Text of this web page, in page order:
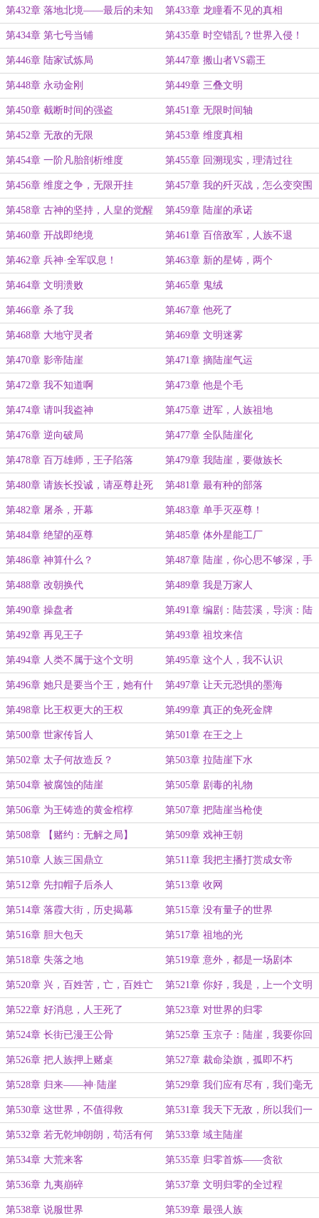
第432章 落地北境——最后的未知
之地
第433章 龙瞳看不见的真相
第434章 第七号当铺 第435章 时空错乱？世界入侵！
第446章 陆家试炼局 第447章 搬山者VS霸王
第448章 永动金刚 第449章 三叠文明
第450章 截断时间的强盗 第451章 无限时间轴
第452章 无敌的无限 第453章 维度真相
第454章 一阶凡胎剖析维度 第455章 回溯现实，理清过往
第456章 维度之争，无限开挂 第457章 我的歼灭战，怎么变突围
战了？
第458章 古神的坚持，人皇的觉醒 第459章 陆崖的承诺
第460章 开战即绝境 第461章 百倍敌军，人族不退
第462章 兵神·全军叹息！ 第463章 新的星铸，两个
第464章 文明溃败 第465章 鬼绒
第466章 杀了我 第467章 他死了
第468章 大地守灵者 第469章 文明迷雾
第470章 影帝陆崖 第471章 摘陆崖气运
第472章 我不知道啊 第473章 他是个毛
第474章 请叫我盗神 第475章 进军，人族祖地
第476章 逆向破局 第477章 全队陆崖化
第478章 百万雄师，王子陷落 第479章 我陆崖，要做族长
第480章 请族长投诚，请巫尊赴死 第481章 最有种的部落
第482章 屠杀，开幕 第483章 单手灭巫尊！
第484章 绝望的巫尊 第485章 体外星能工厂
第486章 神算什么？ 第487章 陆崖，你心思不够深，手
段不够狠
第488章 改朝换代 第489章 我是万家人
第490章 操盘者 第491章 编剧：陆芸溪，导演：陆
崖
第492章 再见王子 第493章 祖坟来信
第494章 人类不属于这个文明 第495章 这个人，我不认识
第496章 她只是要当个王，她有什
么错？
第497章 让天元恐惧的墨海
第498章 比王权更大的王权 第499章 真正的免死金牌
第500章 世家传旨人 第501章 在王之上
第502章 太子何故造反？ 第503章 拉陆崖下水
第504章 被腐蚀的陆崖 第505章 剧毒的礼物
第506章 为王铸造的黄金棺椁 第507章 把陆崖当枪使
第508章 【赌约：无解之局】 第509章 戏神王朝
第510章 人族三国鼎立 第511章 我把主播打赏成女帝
第512章 先扣帽子后杀人 第513章 收网
第514章 落霞大街，历史揭幕 第515章 没有量子的世界
第516章 胆大包天 第517章 祖地的光
第518章 失落之地 第519章 意外，都是一场剧本
第520章 兴，百姓苦，亡，百姓亡 第521章 你好，我是，上一个文明
第522章 好消息，人王死了 第523章 对世界的归零
第524章 长街已漫王公骨 第525章 玉京子：陆崖，我要你回
来！
第526章 把人族押上赌桌 第527章 裁命染旗，孤即不朽
第528章 归来——神·陆崖 第529章 我们应有尽有，我们毫无
胜算
第530章 这世界，不值得救 第531章 我天下无敌，所以我们一
败涂地
第532章 若无乾坤朗朗，苟活有何
意义？
第533章 域主陆崖
第534章 大荒来客 第535章 归零首炼——贪欲
第536章 九夷崩碎 第537章 文明归零的全过程
第538章 说服世界 第539章 最强人族